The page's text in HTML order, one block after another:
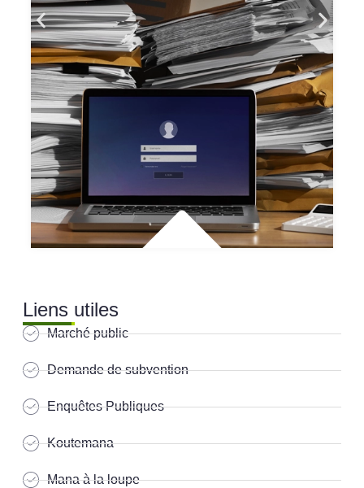
Liens utiles
Marché public
Demande de subvention
Enquêtes Publiques
Koutemana
Mana à la loupe